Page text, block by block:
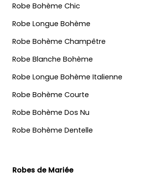
Robe Bohème Chic
Robe Longue Bohème
Robe Bohème Champêtre
Robe Blanche Bohème
Robe Longue Bohème Italienne
Robe Bohème Courte
Robe Bohème Dos Nu
Robe Bohème Dentelle
Robes de Mariée